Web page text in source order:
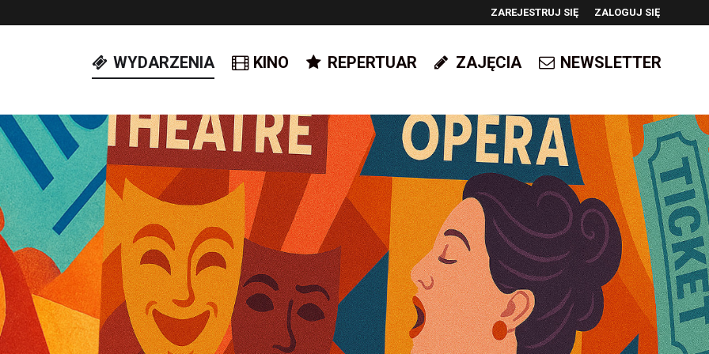
ZAREJESTRUJ SIĘ ZALOGUJ SIĘ
14
WYDARZENIA KINO REPERTUAR ZAJĘCIA NEWSLETTER